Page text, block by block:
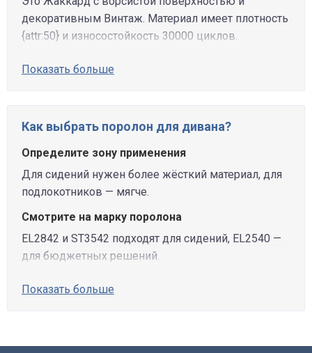
декоративным Винтаж. Материал имеет плотность
{attr:50} и износостойкость 30000 циклов.
Показать больше
Как выбрать поролон для дивана?
Определите зону применения
Для сидений нужен более жёсткий материал, для
подлокотников — мягче.
Смотрите на марку поролона
EL2842 и ST3542 подходят для сидений, EL2540 —
для бюджетных решений.
Показать больше